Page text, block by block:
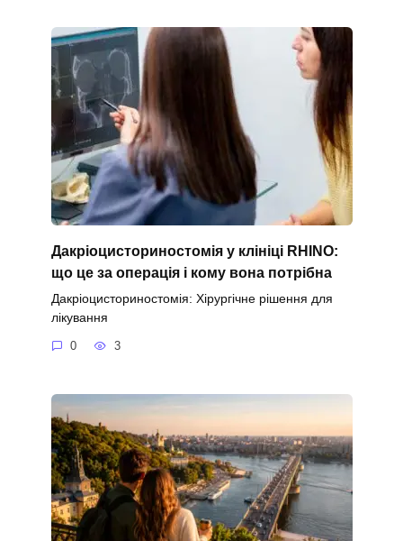
Дакріоцисториностомія у клініці RHINO:
що це за операція і кому вона потрібна
Дакріоцисториностомія: Хірургічне рішення для
лікування
0 3